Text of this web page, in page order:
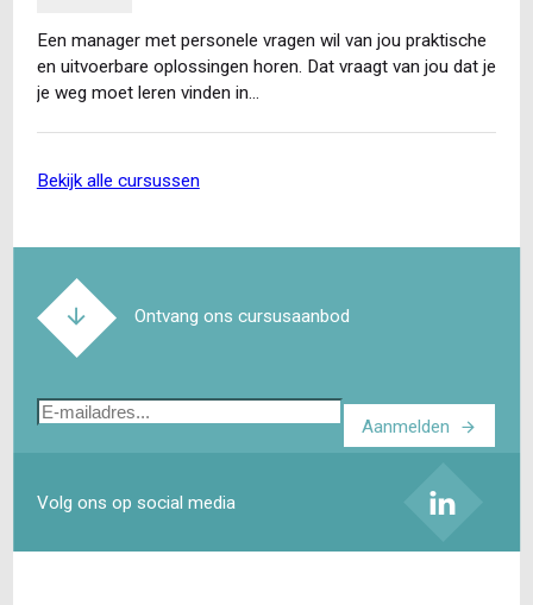
Een manager met personele vragen wil van jou praktische
en uitvoerbare oplossingen horen. Dat vraagt van jou dat je
je weg moet leren vinden in…
bekijk alle cursussen
Ontvang ons cursusaanbod
E-
Aanmelden
Volg ons op social media